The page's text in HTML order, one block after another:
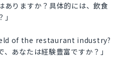
ありますか？具体的には、飲食
of the restaurant industry?
、あなたは経験豊富ですか？」